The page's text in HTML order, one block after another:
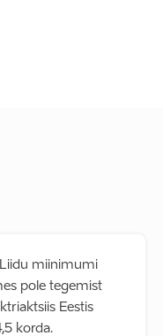
miinimumi
pole tegemist
Eestis
korda.